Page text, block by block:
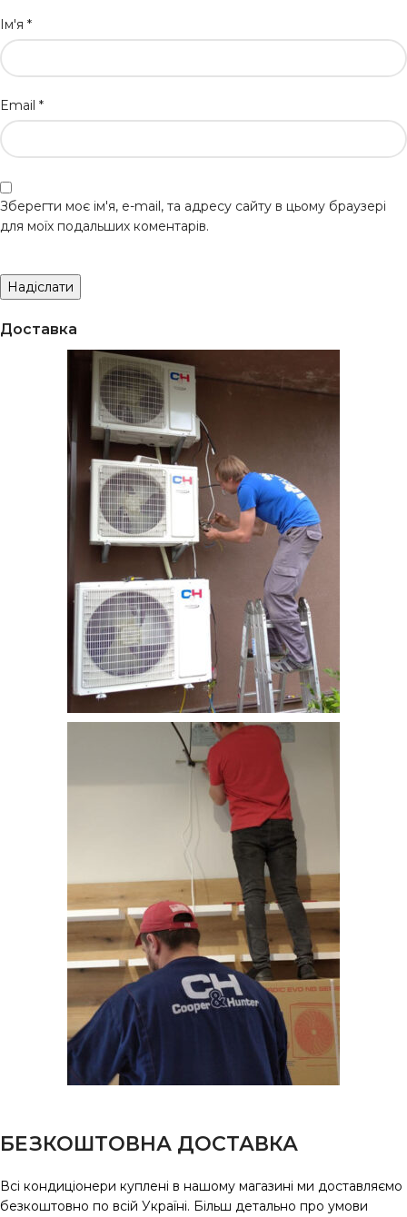
Ім'я *
Email *
Зберегти моє ім'я, e-mail, та адресу сайту в цьому браузері
для моїх подальших коментарів.
Доставка
БЕЗКОШТОВНА ДОСТАВКА
Всі кондиціонери куплені в нашому магазині ми доставляємо
безкоштовно по всій Україні. Більш детально про умови